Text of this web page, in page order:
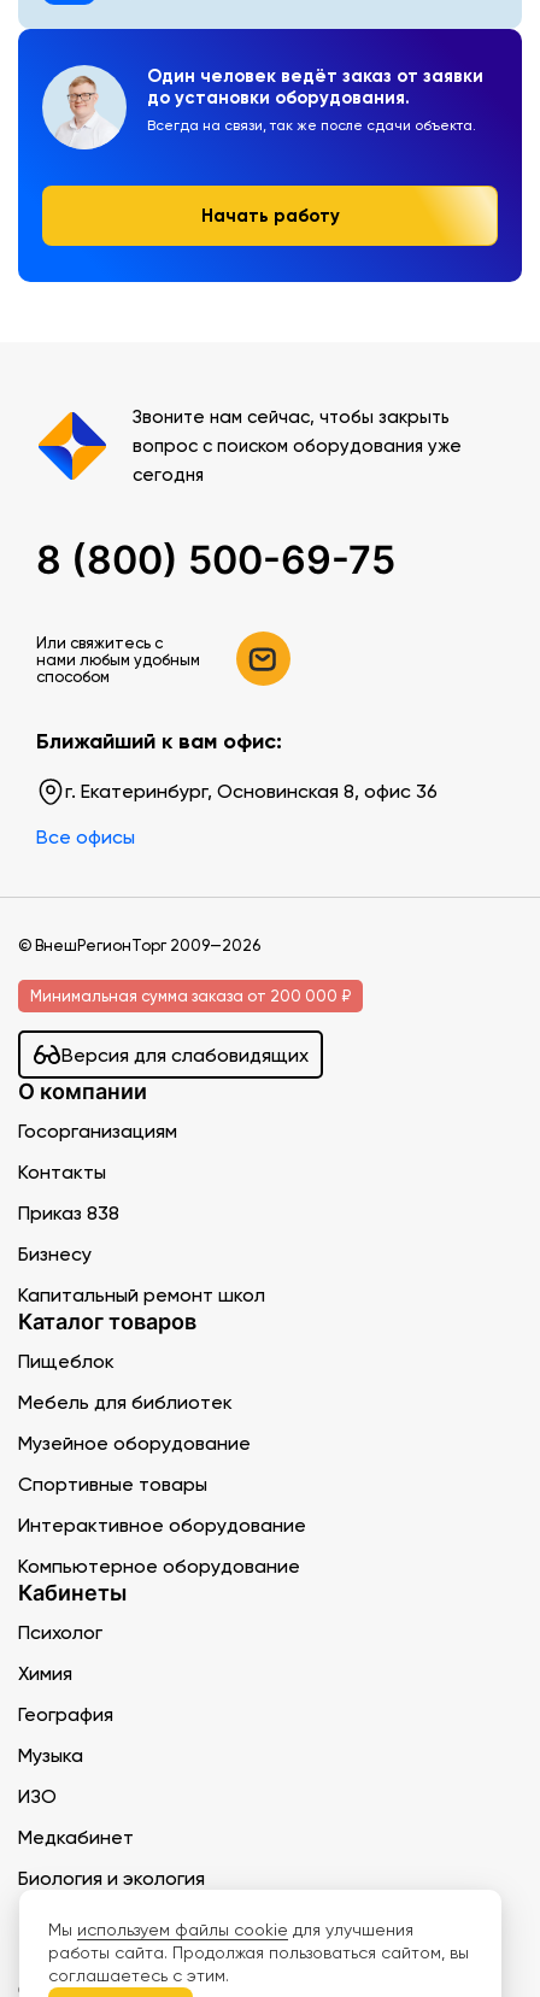
Один человек ведёт заказ от заявки
до установки оборудования.
Всегда на связи, так же после сдачи объекта.
Начать работу
Звоните нам сейчас, чтобы закрыть
вопрос с поиском оборудования уже
сегодня
8 (800) 500-69-75
Или свяжитесь c
нами любым удобным
способом
Ближайший к вам офис:
г. Екатеринбург, Основинская 8, офис 36
Все офисы
© ВнешРегионТорг 2009—2026
Минимальная сумма заказа от 200 000 ₽
Версия для слабовидящих
О компании
Госорганизациям
Контакты
Приказ 838
Бизнесу
Капитальный ремонт школ
Каталог товаров
Пищеблок
Мебель для библиотек
Музейное оборудование
Спортивные товары
Интерактивное оборудование
Компьютерное оборудование
Кабинеты
Психолог
Химия
География
Музыка
ИЗО
Медкабинет
Биология и экология
Технология
ООО «Дети наше будущее» ИНН 6671165273 ОГРН 1216600030250 КПП
Мы используем файлы cookie для улучшения
работы сайта. Продолжая пользоваться сайтом, вы
соглашаетесь с этим.